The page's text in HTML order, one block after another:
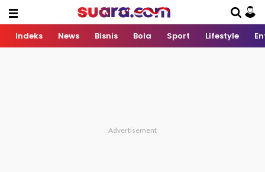
Indeks News Bisnis Bola Sport Lifestyle